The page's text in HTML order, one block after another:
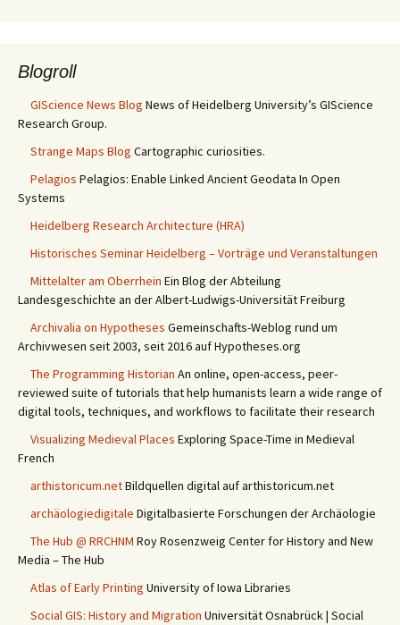
Blogroll
GIScience News Blog News of Heidelberg University’s GIScience
Research Group.
Strange Maps Blog Cartographic curiosities.
Pelagios Pelagios: Enable Linked Ancient Geodata In Open
Systems
Heidelberg Research Architecture (HRA)
Historisches Seminar Heidelberg – Vorträge und Veranstaltungen
Mittelalter am Oberrhein Ein Blog der Abteilung
Landesgeschichte an der Albert-Ludwigs-Universität Freiburg
Archivalia on Hypotheses Gemeinschafts-Weblog rund um
Archivwesen seit 2003, seit 2016 auf Hypotheses.org
The Programming Historian An online, open-access, peer-
reviewed suite of tutorials that help humanists learn a wide range of
digital tools, techniques, and workflows to facilitate their research
Visualizing Medieval Places Exploring Space-Time in Medieval
French
arthistoricum.netBildquellen digital auf arthistoricum.net
archäologiedigitale Digitalbasierte Forschungen der Archäologie
The Hub @ RRCHNM Roy Rosenzweig Center for History and New
Media – The Hub
Atlas of Early Printing University of Iowa Libraries
Social GIS: History and Migration Universität Osnabrück | Social